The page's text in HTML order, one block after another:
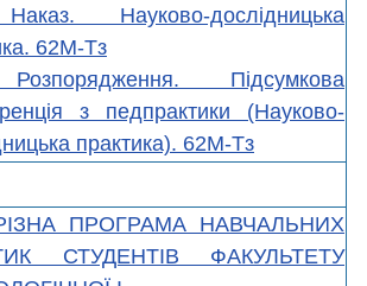
Науково-дослідницька
62М-Тз
Підсумкова
з педпрактики (Науково-
практика). 62М-Тз
ПРОГРАМА НАВЧАЛЬНИХ
СТУДЕНТІВ ФАКУЛЬТЕТУ